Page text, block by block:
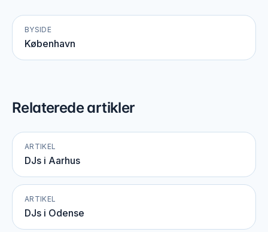
BYSIDE
København
Relaterede artikler
ARTIKEL
DJs i Aarhus
ARTIKEL
DJs i Odense